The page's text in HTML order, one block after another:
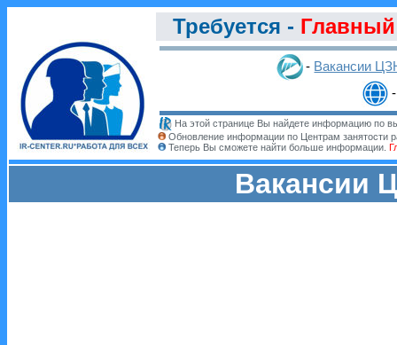
Требуется - Главный
- Вакансии
На этой странице Вы найдете информацию по
Обновление информации по Центрам занятости
Теперь Вы сможете найти больше информации.
Вакансии